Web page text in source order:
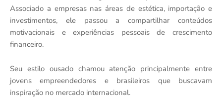
Associado a empresas nas áreas de estética, importação e
investimentos, ele passou a compartilhar conteúdos
motivacionais e experiências pessoais de crescimento
financeiro.
Seu estilo ousado chamou atenção principalmente entre
jovens empreendedores e brasileiros que buscavam
inspiração no mercado internacional.